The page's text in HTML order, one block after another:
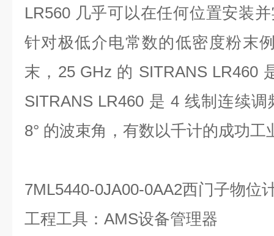
LR560 几乎可以在任何位置安装
针对极低介电常数的低密度粉末
末，25 GHz 的 SITRANS LR460
SITRANS LR460 是 4 线制连续
8° 的波束角，有数以千计的成功工
7ML5440-0JA00-0AA2西门子物位
工程工具：AMS设备管理器